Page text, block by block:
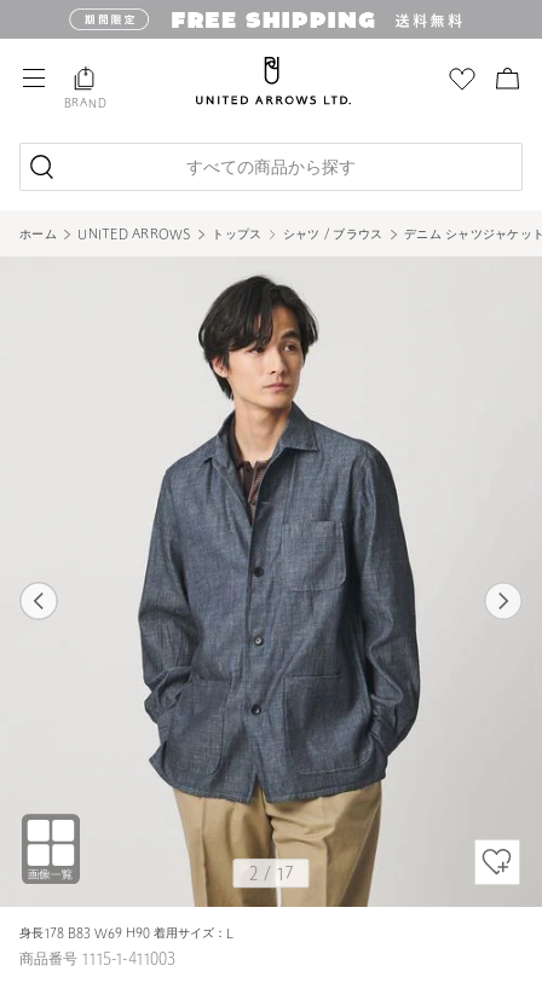
BRAND
すべての商品から探す
ホーム UNITED ARROWS トップス シャツ / ブラウス デニム シャツジャケッ
身長178 B83 W69 H90 着用サイズ：L
2 / 17
商品番号 1115-1-411003
ROYAL
1 17